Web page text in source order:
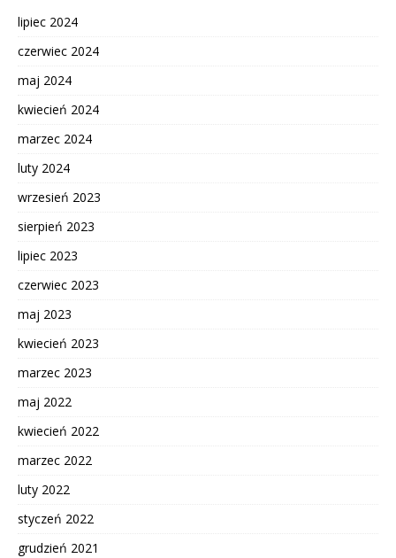
lipiec 2024
czerwiec 2024
maj 2024
kwiecień 2024
marzec 2024
luty 2024
wrzesień 2023
sierpień 2023
lipiec 2023
czerwiec 2023
maj 2023
kwiecień 2023
marzec 2023
maj 2022
kwiecień 2022
marzec 2022
luty 2022
styczeń 2022
grudzień 2021